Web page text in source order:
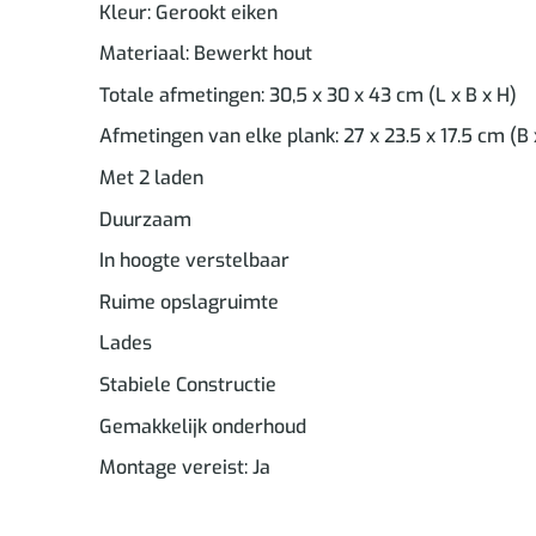
Kleur: Gerookt eiken
Materiaal: Bewerkt hout
Totale afmetingen: 30,5 x 30 x 43 cm (L x B x H)
Afmetingen van elke plank: 27 x 23.5 x 17.5 cm (B
Met 2 laden
Duurzaam
In hoogte verstelbaar
Ruime opslagruimte
Lades
Stabiele Constructie
Gemakkelijk onderhoud
Montage vereist: Ja